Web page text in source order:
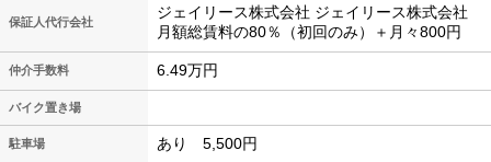
保証人代行会社
ジェイリース株式会社 ジェイリース株式会社
月額総賃料の80％（初回のみ）＋月々800円
仲介手数料 6.49万円
バイク置き場
駐車場 あり 5,500円